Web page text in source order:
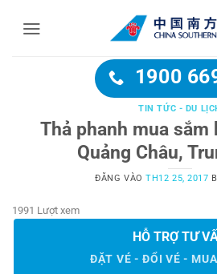
1900
TIN TỨC - DU
Thả phanh mua
Quảng Châu,
ĐĂNG VÀOTH12 25, 2017
1991 Lượt xem
HỖ TRỢ TƯ
ĐẶT VÉ - ĐỔI VÉ -